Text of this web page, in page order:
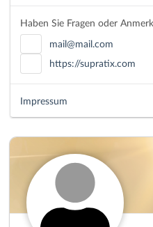
Haben Sie Fragen oder
mail@mail.com
https://supratix.com
Impressum